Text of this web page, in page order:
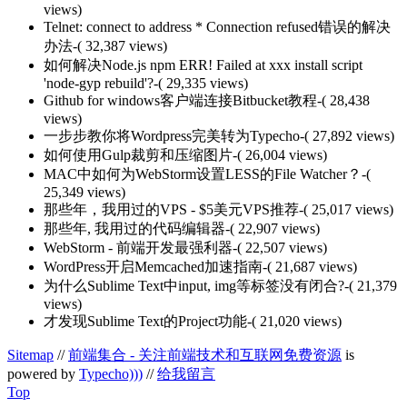
views)
Telnet: connect to address * Connection refused错误的解决
办法-( 32,387 views)
如何解决Node.js npm ERR! Failed at xxx install script
'node-gyp rebuild'?-( 29,335 views)
Github for windows客户端连接Bitbucket教程-( 28,438
views)
一步步教你将Wordpress完美转为Typecho-( 27,892 views)
如何使用Gulp裁剪和压缩图片-( 26,004 views)
MAC中如何为WebStorm设置LESS的File Watcher？ -(
25,349 views)
那些年，我用过的VPS - $5美元VPS推荐-( 25,017 views)
那些年, 我用过的代码编辑器-( 22,907 views)
WebStorm - 前端开发最强利器-( 22,507 views)
WordPress开启Memcached加速指南-( 21,687 views)
为什么Sublime Text中input, img等标签没有闭合?-( 21,379
views)
才发现Sublime Text的Project功能-( 21,020 views)
Sitemap //前端集合 - 关注前端技术和互联网免费资源 is
powered by Typecho))) //给我留言
Top